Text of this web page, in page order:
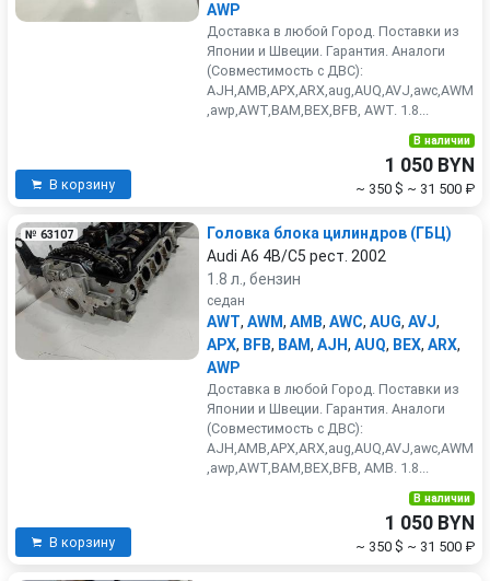
AWP
Доставка в любой Город. Поставки из
Японии и Швеции. Гарантия. Аналоги
(Совместимость с ДВС):
AJH,AMB,APX,ARX,aug,AUQ,AVJ,awc,AWM
,awp,AWT,BAM,BEX,BFB, AWT. 1.8...
В корзину
В наличии
1 050 BYN
~ 350 $ ~ 31 500 ₽
№ 63107
Головка блока цилиндров (ГБЦ)
Audi A6 4B/C5 рест. 2002
1.8 л., бензин
седан
AWT, AWM, AMB, AWC, AUG, AVJ,
APX, BFB, BAM, AJH, AUQ, BEX, ARX,
AWP
Доставка в любой Город. Поставки из
Японии и Швеции. Гарантия. Аналоги
(Совместимость с ДВС):
AJH,AMB,APX,ARX,aug,AUQ,AVJ,awc,AWM
,awp,AWT,BAM,BEX,BFB, AMB. 1.8...
В корзину
В наличии
1 050 BYN
~ 350 $ ~ 31 500 ₽